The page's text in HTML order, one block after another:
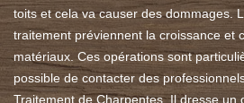
toits et cela va causer des dommages.
traitement préviennent la croissance et
matériaux. Ces opérations sont
possible de contacter des
Traitement de Charpentes. Il dresse un